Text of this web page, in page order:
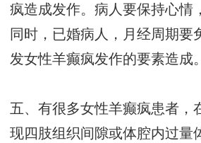
疯造成发作。病人要保持心情
同时，已婚病人，月经周期要
发女性羊癫疯发作的要素造成。
五、有很多女性羊癫疯患者，
现四肢组织间隙或体腔内过量